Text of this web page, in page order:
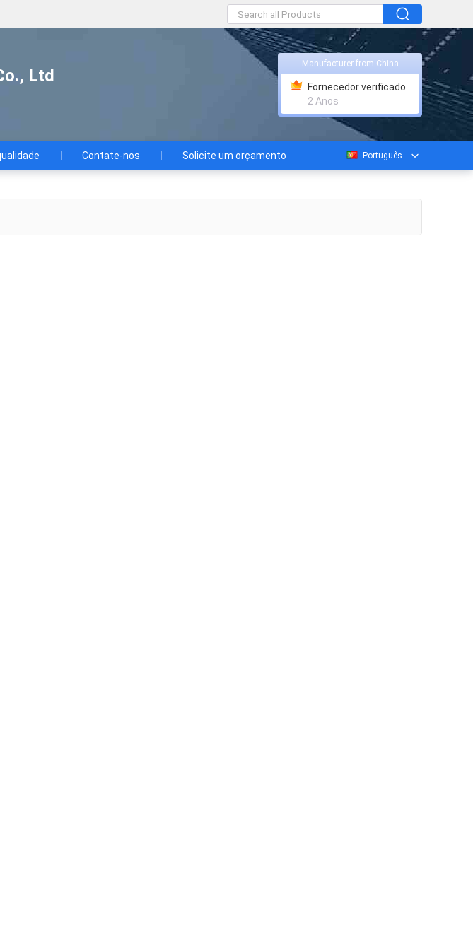
Ltd
Manufacturer from China
Fornecedor verificado
2 Anos
Contate-nos Solicite um orçamento Português